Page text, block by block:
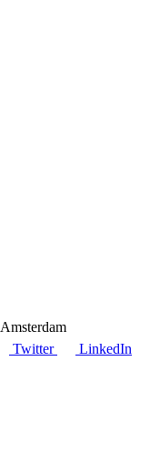
Amsterdam
Twitter LinkedIn